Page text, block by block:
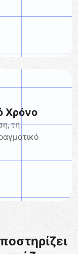
Χρόνο
τη